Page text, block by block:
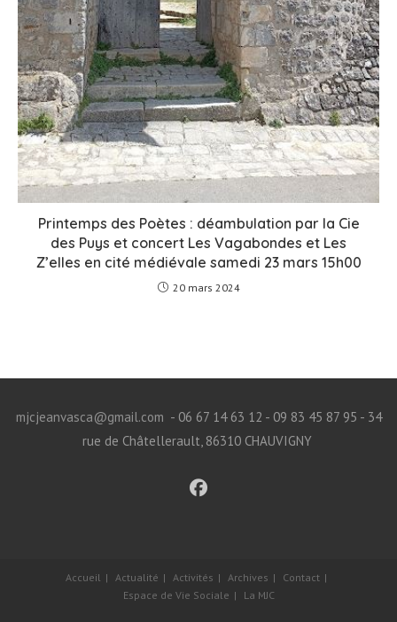
Printemps des Poètes : déambulation par la Cie
des Puys et concert Les Vagabondes et Les
Z’elles en cité médiévale samedi 23 mars 15h00
20 mars 2024
mjcjeanvasca@gmail.com - 06 67 14 63 12 - 09 83 45 87 95 - 34
rue de Châtellerault, 86310 CHAUVIGNY
Accueil Actualité Activités Archives
Contact
Espace de Vie Sociale
La MJC